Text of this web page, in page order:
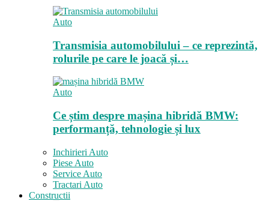
Auto
Transmisia automobilului – ce reprezintă,
rolurile pe care le joacă și…
Auto
Ce știm despre mașina hibridă BMW:
performanță, tehnologie și lux
Inchirieri Auto
Piese Auto
Service Auto
Tractari Auto
Constructii